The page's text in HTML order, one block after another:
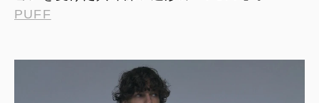
PUFF